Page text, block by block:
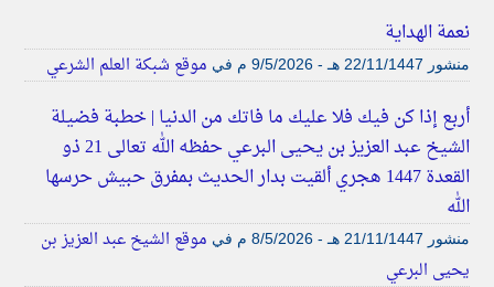
نعمة الهداية
منشور في موقع شبكة العلم الشرعي
أربع إذا كن فيك فلا عليك ما فاتك من الدنيا | خطبة فضيلة
الشيخ عبد العزيز بن يحيى البرعي حفظه الله تعالى 21 ذو
القعدة 1447 هجري ألقيت بدار الحديث بمفرق حبيش حرسها
الله
منشور في موقع الشيخ عبد العزيز بن
يحيى البرعي